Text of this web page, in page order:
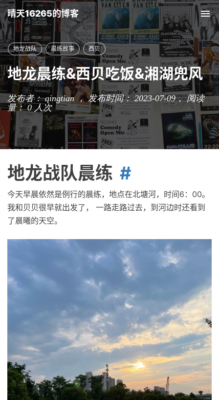
晴天16265的博客
地龙战队 晨练故事 西贝
地龙晨练&西贝吃饭&湘湖兜风
发布者： qingtian ， 发布时间： 2023-07-09，阅读
量： 0人次
地龙战队晨练
今天早晨依然是例行的晨练，地点在北塘河，时间6：00。
我和贝贝很早就出发了， 一路走路过去，到河边时还看到
了晨曦的天空。